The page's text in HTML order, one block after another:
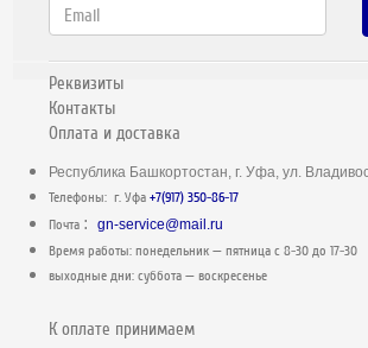
Реквизиты
Контакты
Оплата и доставка
Республика Башкортостан, г. Уфа, ул.
Телефоны: г. Уфа+7(917) 350-86-17
Почта :gn-service@mail.ru
Время работы: понедельник — пятница c 8-30 до 17-30
выходные дни: суббота — воскресенье
К оплате принимаем